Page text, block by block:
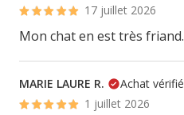
17 juillet 2026
Mon chat en est très friand.
MARIE LAURE R.
Achat vérifié
1 juillet 2026